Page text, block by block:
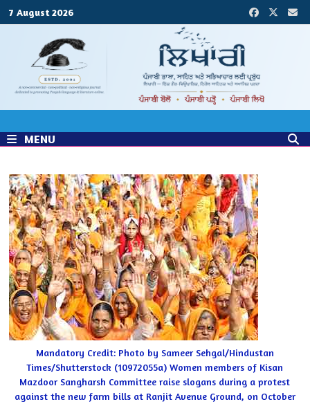
7 August 2026
MENU
Mandatory Credit: Photo by Sameer Sehgal/Hindustan
Times/Shutterstock (10972055a) Women members of Kisan
Mazdoor Sangharsh Committee raise slogans during a protest
against the new farm bills at Ranjit Avenue Ground, on October